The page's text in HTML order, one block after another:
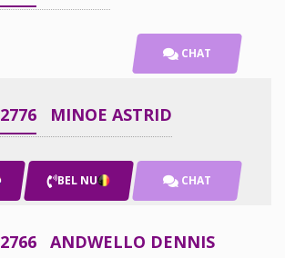
CHAT
2776 MINOE ASTRID
BEL NU CHAT
2766 ANDWELLO DENNIS